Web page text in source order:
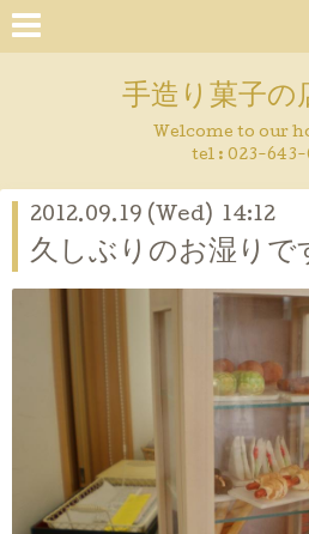
手造り菓子の
Welcome to our
tel : 023-643-
2012.09.19 (Wed) 14:12
久しぶりのお湿りで